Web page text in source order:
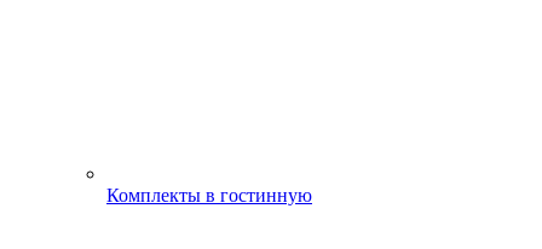
Комплекты в гостинную